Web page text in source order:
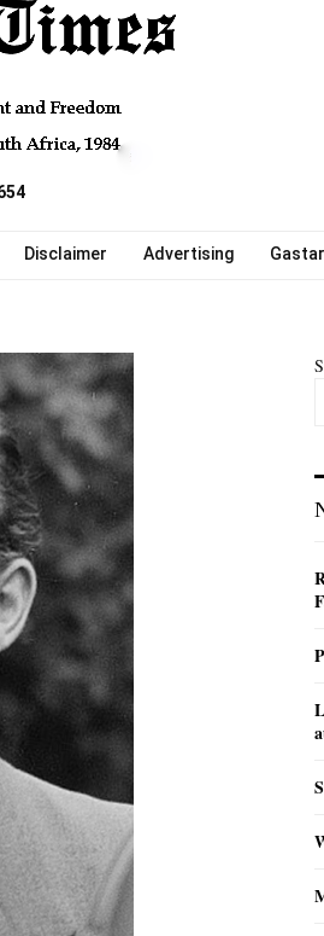
Disclaimer Advertising